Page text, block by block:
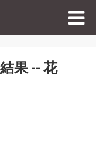
果 -- 花